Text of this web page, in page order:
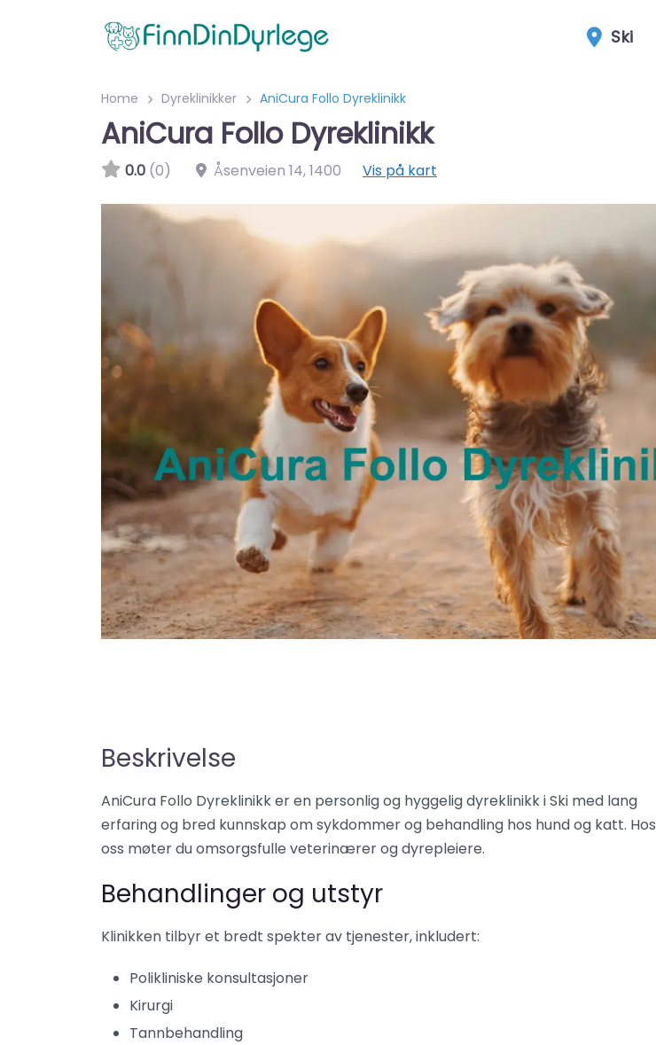
Ski
Home Dyreklinikker AniCura Follo Dyreklinikk
AniCura Follo Dyreklinikk
0.0 (0) Åsenveien 14,1400 Vis på kart
Beskrivelse
AniCura Follo Dyreklinikk er en personlig og hyggelig dyreklinikk i Ski med lang
erfaring og bred kunnskap om sykdommer og behandling hos hund og katt. Hos
oss møter du omsorgsfulle veterinærer og dyrepleiere.
Behandlinger og utstyr
Klinikken tilbyr et bredt spekter av tjenester, inkludert:
Polikliniske konsultasjoner
Kirurgi
Tannbehandling